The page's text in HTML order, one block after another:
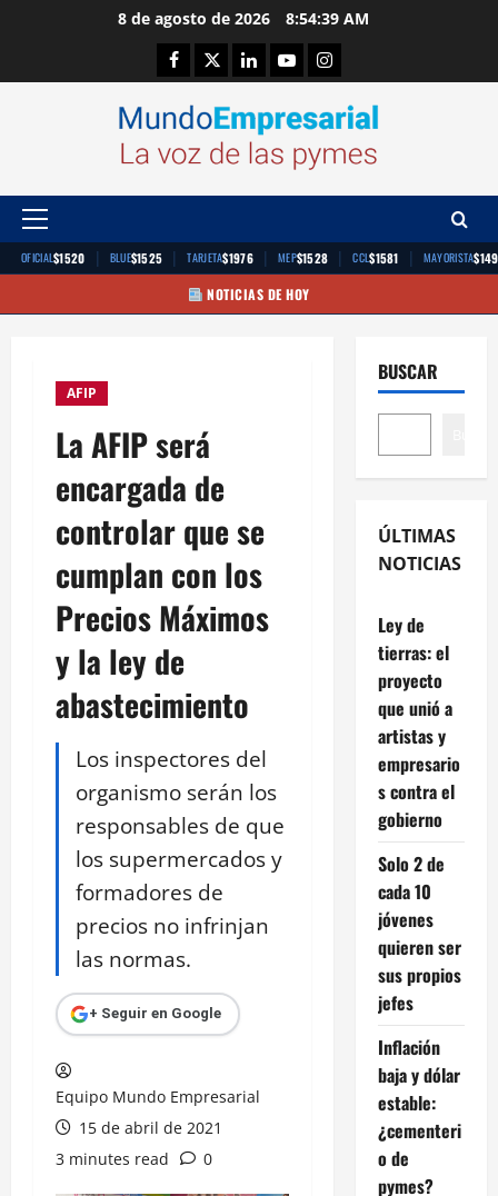
8 de agosto de 2026 8:54:40 AM
Facebook
TwitterLinkedinYoutubeInstagram
Menú
principal
OFICIAL$1520 | BLUE$1525 | TARJETA$1976 | MEP$1528 | CCL$1581 | MAYORISTA
NOTICIAS DE HOY
AFIP
La AFIP será
encargada de
controlar que se
cumplan con los
Precios Máximos
y la ley de
abastecimiento
Los inspectores del
organismo serán los
responsables de que
los supermercados y
formadores de
precios no infrinjan
las normas.
+ Seguir en Google
Equipo Mundo Empresarial
15 de abril de 2021
3 minutes read
0
BUSCAR
ÚLTIMAS
NOTICIAS
Ley de
tierras: el
proyecto
que unió a
artistas y
empresario
s contra el
gobierno
Solo 2 de
cada 10
jóvenes
quieren ser
sus propios
jefes
Inflación
baja y dólar
estable:
¿cementeri
o de
pymes?